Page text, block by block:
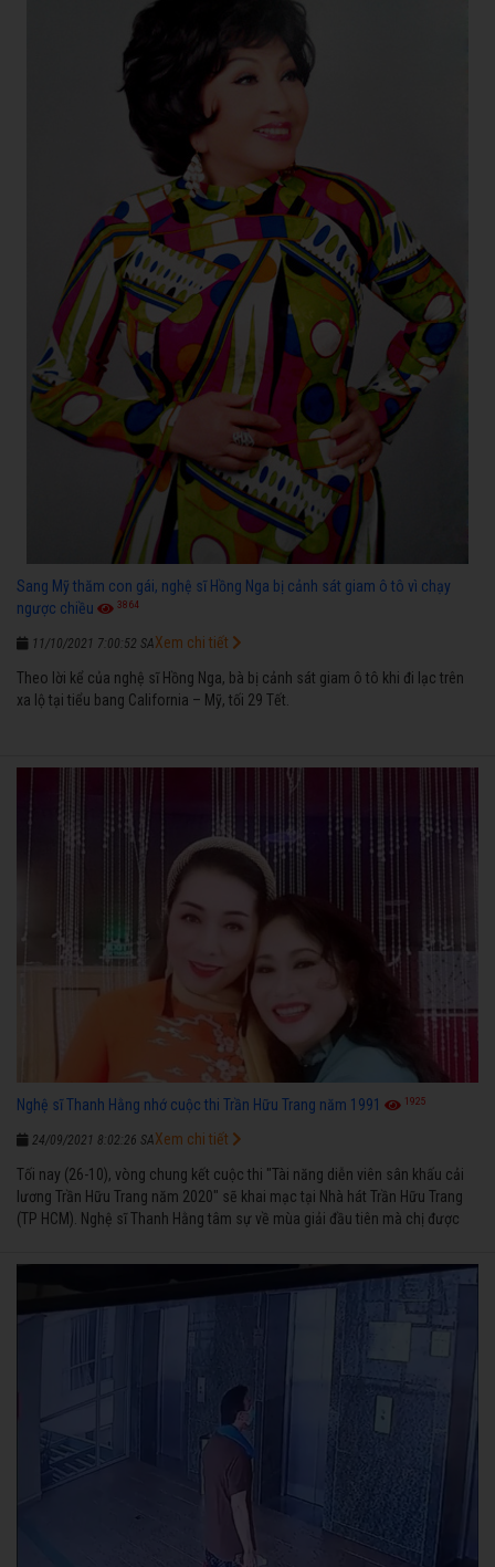
Sang Mỹ thăm con gái, nghệ sĩ Hồng Nga bị cảnh sát giam ô tô vì chạy
ngược chiều
3864
11/10/2021 7:00:52 SA
Theo lời kể của nghệ sĩ Hồng Nga, bà bị cảnh sát giam ô tô khi đi lạc trên
xa lộ tại tiểu bang California – Mỹ, tối 29 Tết.
Xem chi tiết
Nghệ sĩ Thanh Hằng nhớ cuộc thi Trần Hữu Trang năm 1991 1925
24/09/2021 8:02:26 SA
Tối nay (26-10), vòng chung kết cuộc thi "Tài năng diễn viên sân khấu cải
lương Trần Hữu Trang năm 2020" sẽ khai mạc tại Nhà hát Trần Hữu Trang
(TP HCM). Nghệ sĩ Thanh Hằng tâm sự về mùa giải đầu tiên mà chị được
Xem chi tiết